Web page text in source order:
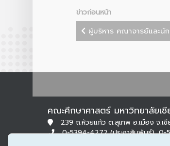
ข่าวก่อนหน้า
ผู้บริหาร คณาจารย์และนั
คณะศึกษาศาสตร์ มหาวิทยาลัยเชี
239 ถ.ห้วยแก้ว ต.สุเทพ อ.เมือง จ.เ
0-5394-4272 (ประชาสัมพันธ์),